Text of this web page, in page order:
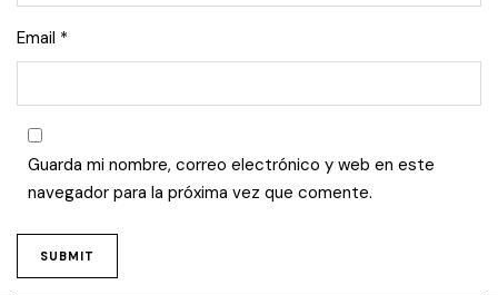
Email *
Guarda mi nombre, correo electrónico y web en este
navegador para la próxima vez que comente.